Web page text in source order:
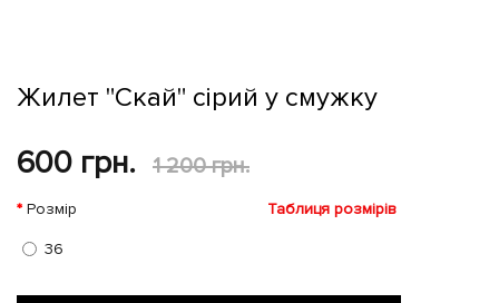
Жилет "Скай" сірий у смужку
600 грн. 1 200 грн.
Таблиця розмірів
Розмір
36